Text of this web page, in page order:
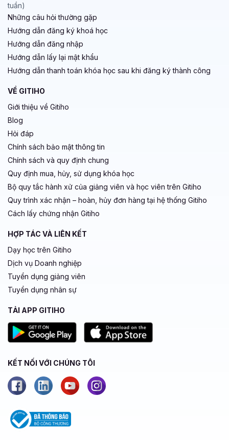
tuần)
Những câu hỏi thường gặp
Hướng dẫn đăng ký khoá học
Hướng dẫn đăng nhập
Hướng dẫn lấy lại mật khẩu
Hướng dẫn thanh toán khóa học sau khi đăng ký thành công
VỀ GITIHO
Giới thiệu về Gitiho
Blog
Hỏi đáp
Chính sách bảo mật thông tin
Chính sách và quy định chung
Quy định mua, hủy, sử dụng khóa học
Bộ quy tắc hành xử của giảng viên và học viên trên Gitiho
Quy trình xác nhận – hoàn, hủy đơn hàng tại hệ thống Gitiho
Cách lấy chứng nhận Gitiho
HỢP TÁC VÀ LIÊN KẾT
Dạy học trên Gitiho
Dịch vụ Doanh nghiệp
Tuyển dụng giảng viên
Tuyển dụng nhân sự
TẢI APP GITIHO
KẾT NỐI VỚI CHÚNG TÔI